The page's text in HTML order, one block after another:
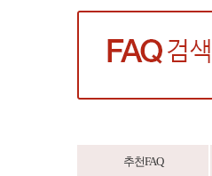
추천FAQ